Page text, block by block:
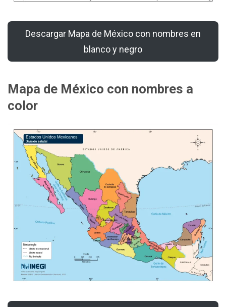
Descargar Mapa de México con nombres en
blanco y negro
Mapa de México con nombres a
color